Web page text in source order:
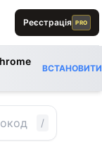
Реєстрація PRO
ВСТАНОВИТИ
/